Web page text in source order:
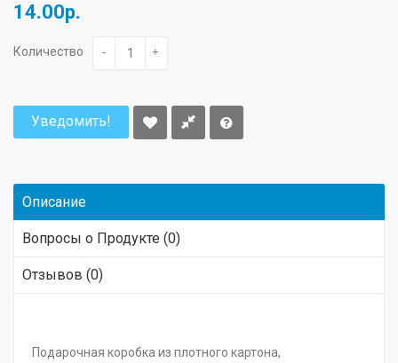
14.00р.
Количество - +
Уведомить!
Описание
Вопросы о Продукте (0)
Отзывов (0)
Подарочная коробка из плотного картона,